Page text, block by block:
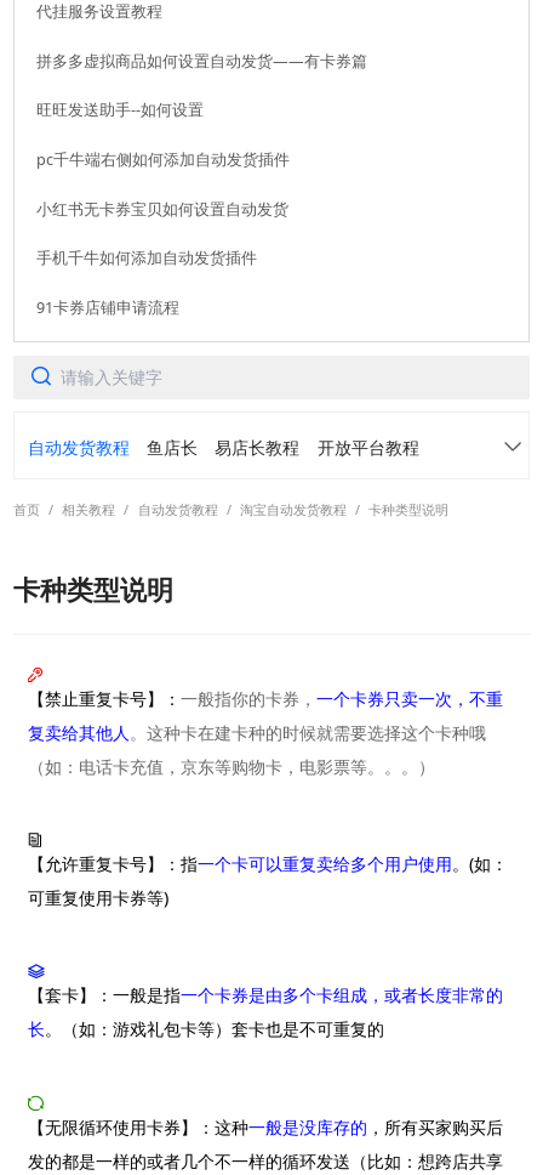
代挂服务设置教程
拼多多虚拟商品如何设置自动发货——有卡券篇
旺旺发送助手--如何设置
pc千牛端右侧如何添加自动发货插件
小红书无卡券宝贝如何设置自动发货
手机千牛如何添加自动发货插件
91卡券店铺申请流程
自动发货教程 鱼店长 易店长教程 开放平台教程
91卡券仓库 转转免费领 常见问题
各平台常用功能案例介绍
转转自动发货产品手册 螃蟹自动发货产品手册
首页 / 相关教程 / 自动发货教程 / 淘宝自动发货教程 / 卡种类型说明
卡种类型说明
【禁止重复卡号】： 一般指你的卡券， 一个卡券只卖一次，不重
复卖给其他人。这种卡在建卡种的时候就需要选择这个卡种哦
（如：电话卡充值，京东等购物卡，电影票等。。。）
【允许重复卡号】：指一个卡可以重复卖给多个用户使用。(如：
可重复使用卡券等)
【套卡】：一般是指一个卡券是由多个卡组成，或者长度非常的
长。（如：游戏礼包卡等）套卡也是不可重复的
【无限循环使用卡券】：这种一般是没库存的 ，所有买家购买后
发的都是一样的或者几个不一样的循环发送（比如：想跨店共享